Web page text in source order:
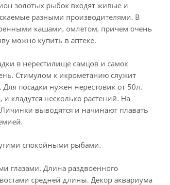
золотых рыбок входят живые и
разными производителями. В
кашами, омлетом, причем очень
можно купить в аптеке.
в нерестилище самцов и самок
Стимулом к икрометанию служит
посадки нужен нерестовик от 50л.
кладутся несколько растений. На
выводятся и начинают плавать
спокойными рыбами.
глазами. Длина раздвоенного
средней длины. Декор аквариума